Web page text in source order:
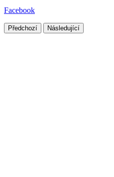
Facebook
Předchozí Následující